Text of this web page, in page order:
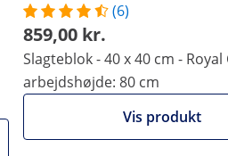
(6)
859,00 kr.
Slagteblok - 40 x 40 cm -
arbejdshøjde: 80 cm
Vis produkt